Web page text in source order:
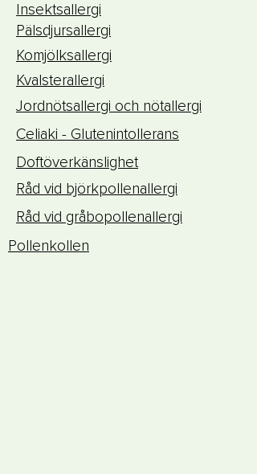
Insektsallergi
Pälsdjursallergi
Komjölksallergi
Kvalsterallergi
Jordnötsallergi och nötallergi
Celiaki - Glutenintollerans
Doftöverkänslighet
Råd vid björkpollenallergi
Råd vid gråbopollenallergi
Pollenkollen